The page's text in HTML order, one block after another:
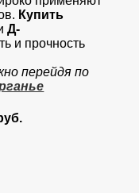
Купить
Д-
и прочность
перейдя по